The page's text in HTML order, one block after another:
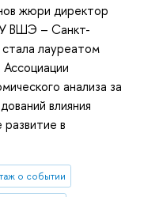
жюри директор
ВШЭ – Санкт-
лауреатом
анализа за
влияния
в
о событии